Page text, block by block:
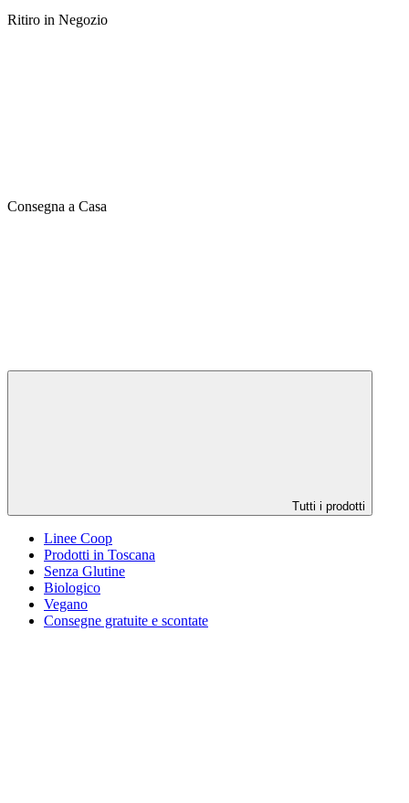
Ritiro in Negozio
Consegna a Casa
Tutti i prodotti
Linee Coop
Prodotti in Toscana
Senza Glutine
Biologico
Vegano
Consegne gratuite e scontate